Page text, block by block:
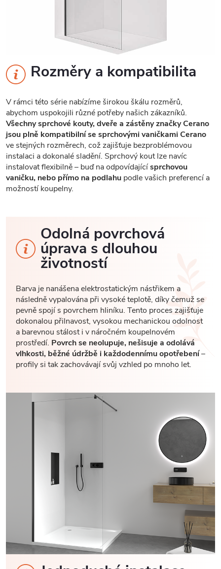
Rozměry a kompatibilita
V rámci této série nabízíme širokou škálu rozměrů,
abychom uspokojili různé potřeby našich zákazníků.
Všechny sprchové kouty, dveře a zástěny značky Cerano
jsou plně kompatibilní se sprchovými vaničkami Cerano
ve stejných rozměrech, což zajišťuje bezproblémovou
instalaci a dokonalé sladění. Sprchový kout lze navíc
instalovat flexibilně – buď na odpovídajícísprchovou
vaničku, nebo přímo na podlahu podle vašich preferencí a
možností koupelny.
Odolná povrchová
úprava s dlouhou
životností
Barva je nanášena elektrostatickým nástřikem a
následně vypalována při vysoké teplotě, díky čemuž se
pevně spojí s povrchem hliníku. Tento proces zajišťuje
dokonalou přilnavost, vysokou mechanickou odolnost
a barevnou stálost i v náročném koupelnovém
prostředí. Povrch se neolupuje, nešisuje a odolává
vlhkosti, běžné údržbě i každodennímu opotřebení–
profily si tak zachovávají svůj vzhled po mnoho let.